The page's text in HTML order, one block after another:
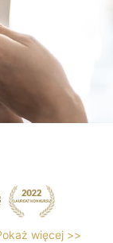
więcej >>